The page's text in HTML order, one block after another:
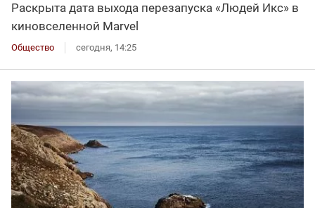
Раскрыта дата выхода перезапуска «Людей Икс» в
киновселенной Marvel
Общество сегодня, 14:25